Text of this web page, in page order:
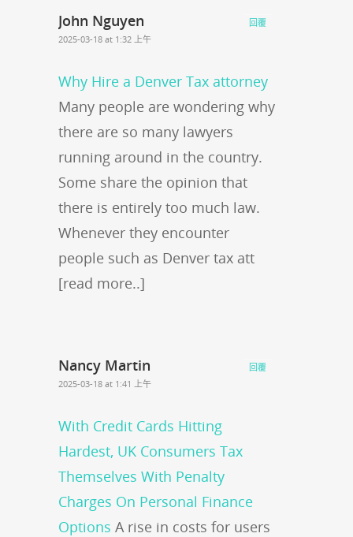
John Nguyen
2025-03-18 at 1:32 上午
Why Hire a Denver Tax attorney
Many people are wondering why
there are so many lawyers
running around in the country.
Some share the opinion that
there is entirely too much law.
Whenever they encounter
people such as Denver tax att
[read more..]
回覆
Nancy Martin
2025-03-18 at 1:41 上午
With Credit Cards Hitting
Hardest, UK Consumers Tax
Themselves With Penalty
Charges On Personal Finance
Options A rise in costs for users
回覆